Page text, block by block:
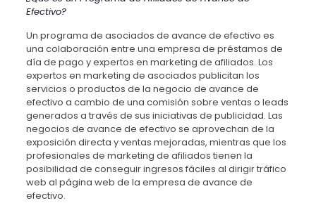
Efectivo?
Un programa de asociados de avance de efectivo es
una colaboración entre una empresa de préstamos de
día de pago y expertos en marketing de afiliados. Los
expertos en marketing de asociados publicitan los
servicios o productos de la negocio de avance de
efectivo a cambio de una comisión sobre ventas o leads
generados a través de sus iniciativas de publicidad. Las
negocios de avance de efectivo se aprovechan de la
exposición directa y ventas mejoradas, mientras que los
profesionales de marketing de afiliados tienen la
posibilidad de conseguir ingresos fáciles al dirigir tráfico
web al página web de la empresa de avance de
efectivo.